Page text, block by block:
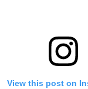
View this post on